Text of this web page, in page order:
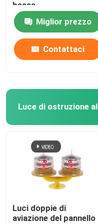
Giro della fabbrica
Controllo di qualità
Contattici
Richieda una
luce di ostruzione di
Luce di ostruzione
Luce di ostruzione
bassa
Miglior prezzo
Contattaci
Luce di ostruzione
Luci doppie di
aviazione del pannello